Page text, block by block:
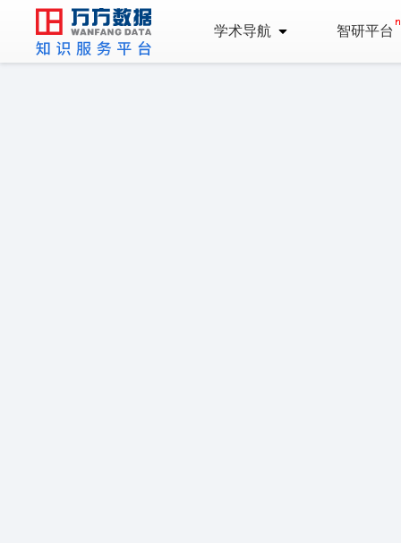
学术导航 智研平台